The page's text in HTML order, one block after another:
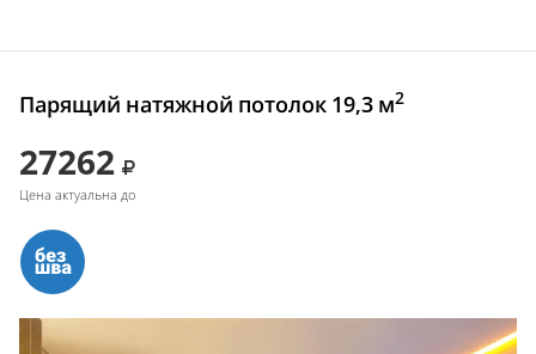
Парящий натяжной потолок 19,3 м2
27262
Цена актуальна до